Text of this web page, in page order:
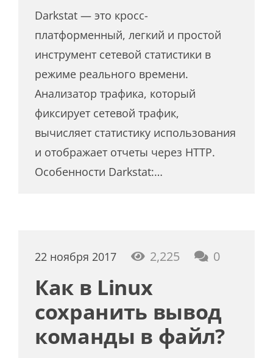
Darkstat — это кросс-
платформенный, легкий и простой
инструмент сетевой статистики в
режиме реального времени.
Анализатор трафика, который
фиксирует сетевой трафик,
вычисляет статистику использования
и отображает отчеты через HTTP.
Особенности Darkstat:…
22 ноября 2017 2,225 0
Как в Linux
сохранить вывод
команды в файл?